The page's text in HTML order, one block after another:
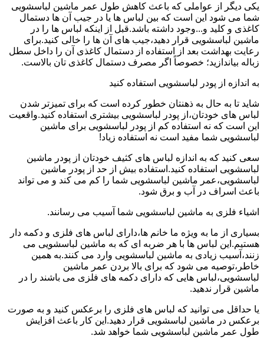
یکی دیگر از عواملی که باعث کاهش طول عمر ماشین لباسشویی
شما می شود این است که بین لباس ها یا در جیب آن ها دستمال
کاغذی و کلید و...وجود داشته باشد.قبل از اینکه لباس ها را در
ماشین لباسشویی قرار دهید،جیب های آن ها را خالی کنید.برای
رعایت بهداشت بعد از استفاده از دستمال کاغذی آن را داخل سطل
زباله بیاندازید؛ خصوصاً اگر مصرف دستمال کاغذی تان بالاست.
به اندازه از پودر لباسشویی استفاده کنید
شاید تا به حال به ذهنتان خطور کرده است که برای تمیزتر شدن
لباس های خودتان،از پودر لباسشویی بیشتری استفاده کنید.واقعیت
این است که نه استفاده کم از پودر لباسشویی برای ماشین
لباسشویی شما مفید است نه استفاده زیاد!
سعی کنید که به اندازه لباس های کثیف خودتان از پودر ماشین
لباسشویی استفاده کنید.استفاده بیش از حد از پودر ماشین
لباسشویی،عمر ماشین لباسشویی شما را کم می کند و می تواند
باعث اسراف در آب و برق شود.
اشیاء فلزی به ماشین لباسشویی شما آسیب می رسانند.
بسیاری از ما به ویژه ما خانم ها،دارای لباس های فلزی و دکمه دار
هستیم.این لباس ها با هر ضربه ای که به ماشین لباسشویی می
زنند،آسیب زیادی به ماشین لباسشویی وارد می کنند.به همین
خاطر،توصیه می شود که برای بالا بردن عمر ماشین
لباسشویی،لباس هایی که دارای دکمه های فلزی می باشند را در
ماشین قرار ندهید.
یا حداقل می توانید که لباس های فلزی را برعکس کنید و به صورت
برعکس در ماشین لباسشویی قرار دهید.این کار باعث افزایش
طول عمر ماشین لباسشویی شما خواهد شد.